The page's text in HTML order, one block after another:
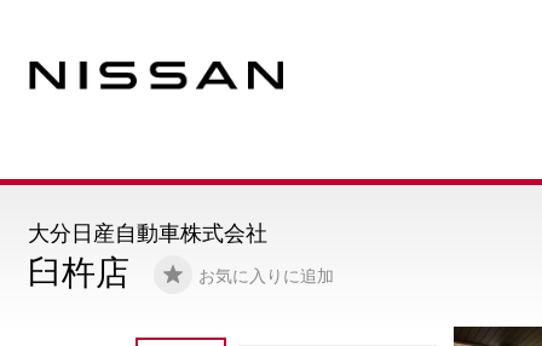
臼杵店 お気に入りに追加
大分日産自動車株式会社